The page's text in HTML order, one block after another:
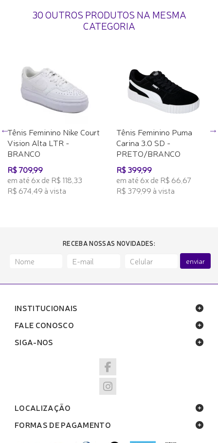
30 OUTROS PRODUTOS NA MESMA
CATEGORIA
Tênis Feminino Nike Court
Vision Alta LTR -
BRANCO
R$ 709,99
em até 6x de R$ 118,33
R$ 674,49 à vista
Tênis Feminino Puma
Carina 3.0 SD -
PRETO/BRANCO
R$ 399,99
em até 6x de R$ 66,67
R$ 379,99 à vista
RECEBA NOSSAS NOVIDADES:
enviar
INSTITUCIONAIS
FALE CONOSCO
SIGA-NOS
LOCALIZAÇÃO
FORMAS DE PAGAMENTO